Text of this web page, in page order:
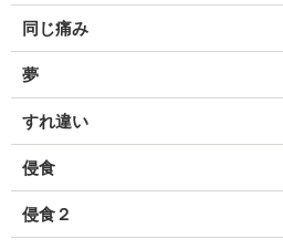
同じ痛み
夢
すれ違い
侵食
侵食２